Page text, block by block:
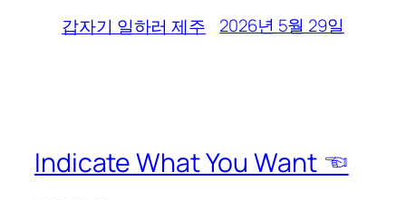
갑자기 일하러 제주 2026년 5월 29일
Indicate What You Want ☜